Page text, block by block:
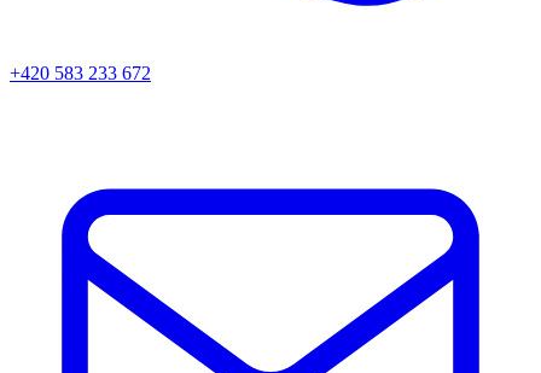
+420 583 233 672